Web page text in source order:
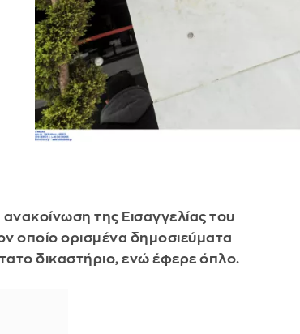
της Εισαγγελίας του
οποίο ορισμένα δημοσιεύματα
δικαστήριο, ενώ έφερε όπλο.